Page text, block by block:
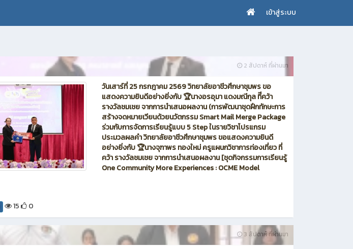
เข้าสู่ระบบ
2 สัปดาห์ ที่ผ่านมา
วันเสาร์ที่ 25 กรกฎาคม 2569 วิทยาลัยอาชีวศึกษาชุมพร ขอ
แสดงความยินดีอย่างยิ่งกับ 🏆นางอรอุมา แดงมณีกุล ทีีคว้า
รางวัลชมเชย จากการนำเสนอผลงาน (การพัฒนาชุดฝึกทักษะการ
สร้างจดหมายเวียนด้วยนวัตกรรม Smart Mail Merge Package
ร่วมกับการจัดการเรียนรู้แบบ 5 Step ในรายวิชาโปรแกรม
ประมวลผลคำ วิทยาลัยอาชีวศึกษาชุมพร ขอแสดงความยินดี
อย่างยิ่งกับ 🏆นางจุฑาพร ทองใหม่ ครูแผนกวิชาการท่องเที่ยว ที่
คว้า รางวัลชมเชย จากการนำเสนอผลงาน [ชุดกิจกรรมการเรียนรู้
One Community More Experiences : OCME Model
15 0
3 สัปดาห์ ที่ผ่านมา